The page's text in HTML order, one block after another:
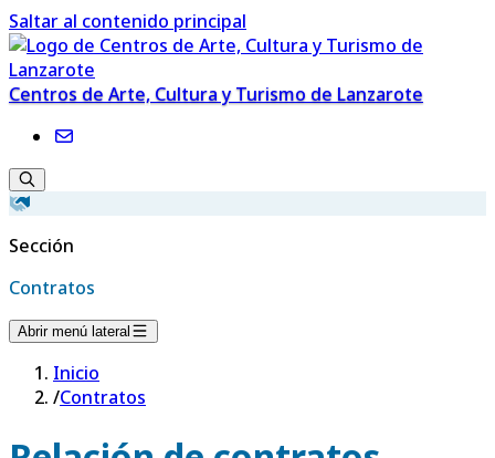
Saltar al contenido principal
Centros de Arte, Cultura y Turismo de Lanzarote
Sección
Contratos
Abrir menú lateral
Inicio
/Contratos